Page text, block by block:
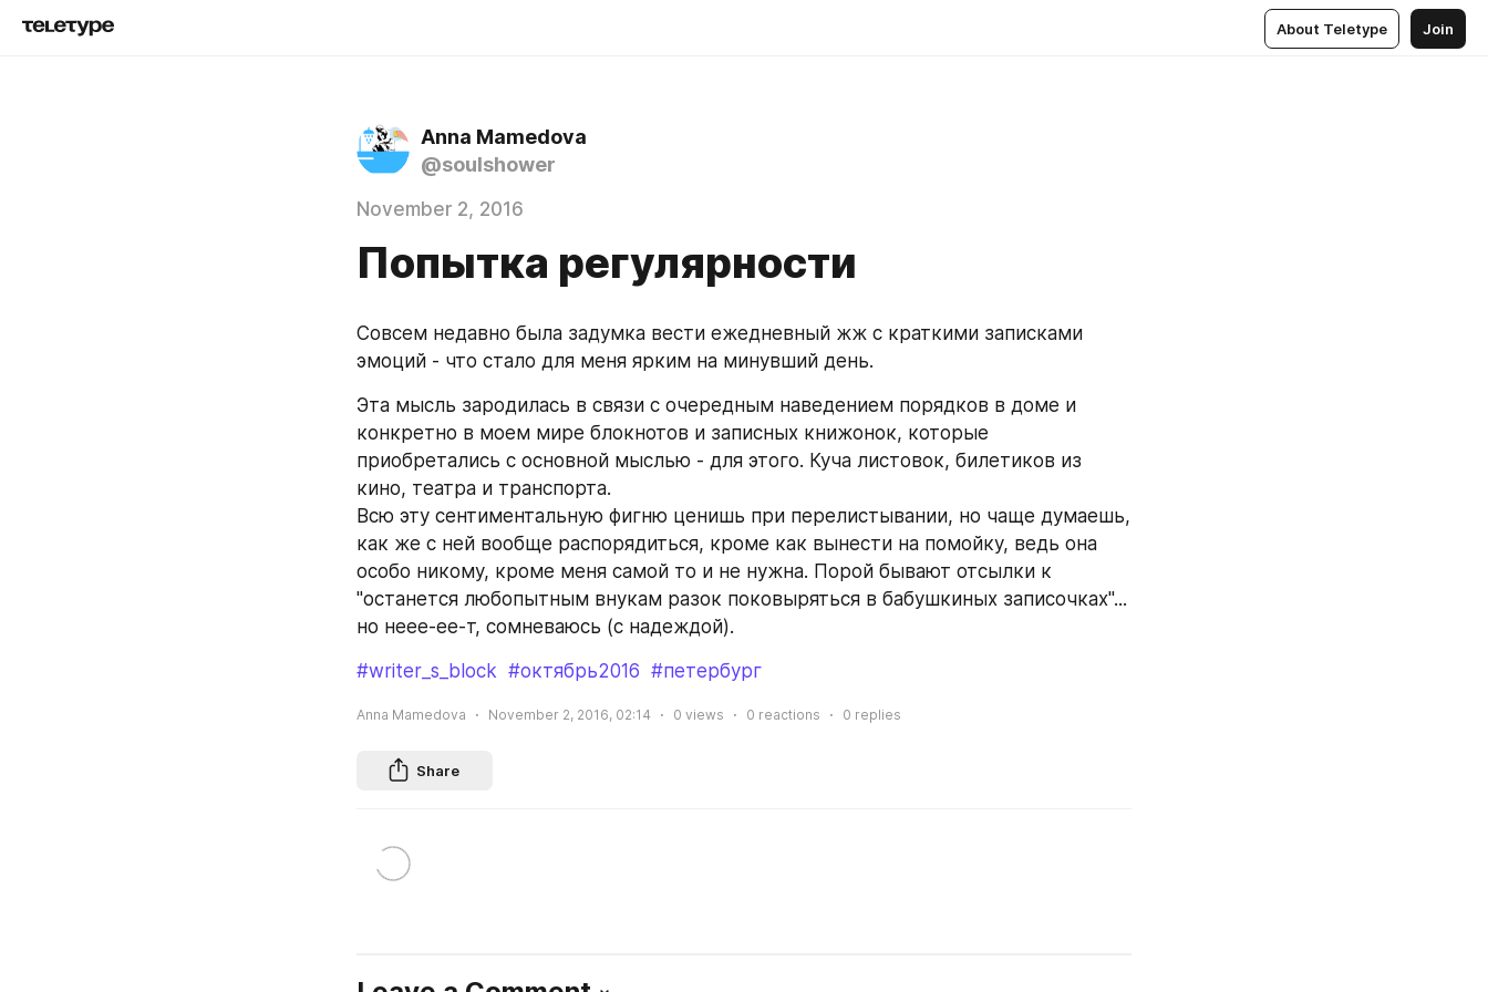
About Teletype Join
Anna Mamedova
@soulshower
November 2, 2016
Попытка регулярности
Совсем недавно была задумка вести ежедневный жж с краткими записками
эмоций - что стало для меня ярким на минувший день.
Эта мысль зародилась в связи с очередным наведением порядков в доме и
конкретно в моем мире блокнотов и записных книжонок, которые
приобретались с основной мыслью - для этого. Куча листовок, билетиков из
кино, театра и транспорта.
Всю эту сентиментальную фигню ценишь при перелистывании, но чаще думаешь,
как же с ней вообще распорядиться, кроме как вынести на помойку, ведь она
особо никому, кроме меня самой то и не нужна. Порой бывают отсылки к
"останется любопытным внукам разок поковыряться в бабушкиных записочках"...
но неее-ее-т, сомневаюсь (с надеждой).
#writer_s_block #октябрь2016 #петербург
Anna Mamedova November 2, 2016, 02:14 0 views 0 reactions 0 replies
Share